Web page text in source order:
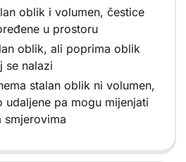
oblik i volumen, čestice
u prostoru
oblik, ali poprima oblik
se nalazi
stalan oblik ni volumen,
udaljene pa mogu mijenjati
smjerovima